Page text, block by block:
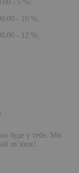
- 5 %;
- 10 %;
- 12 %;
буде у тебе. Ми
зв’язок!